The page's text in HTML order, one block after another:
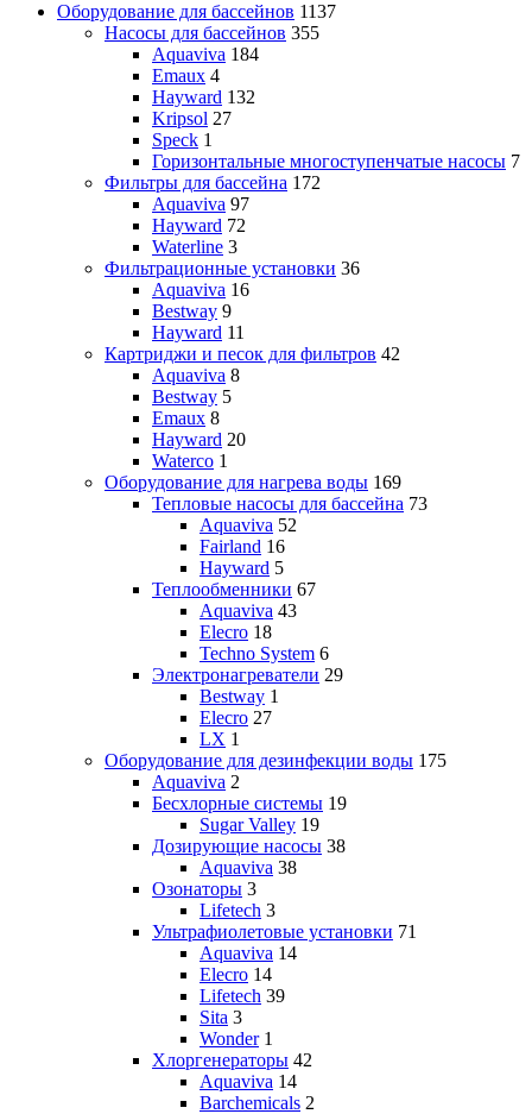
Оборудование для бассейнов 1137
Насосы для бассейнов 355
Aquaviva 184
Emaux 4
Hayward 132
Kripsol 27
Speck 1
Горизонтальные многоступенчатые насосы 7
Фильтры для бассейна 172
Aquaviva 97
Hayward 72
Waterline 3
Фильтрационные установки 36
Aquaviva 16
Bestway 9
Hayward 11
Картриджи и песок для фильтров 42
Aquaviva 8
Bestway 5
Emaux 8
Hayward 20
Waterco 1
Оборудование для нагрева воды 169
Тепловые насосы для бассейна 73
Aquaviva 52
Fairland 16
Hayward 5
Теплообменники 67
Aquaviva 43
Elecro 18
Techno System 6
Электронагреватели 29
Bestway 1
Elecro 27
LX 1
Оборудование для дезинфекции воды 175
Aquaviva 2
Бесхлорные системы 19
Sugar Valley 19
Дозирующие насосы 38
Aquaviva 38
Озонаторы 3
Lifetech 3
Ультрафиолетовые установки 71
Aquaviva 14
Elecro 14
Lifetech 39
Sita 3
Wonder 1
Хлоргенераторы 42
Aquaviva 14
Barchemicals 2